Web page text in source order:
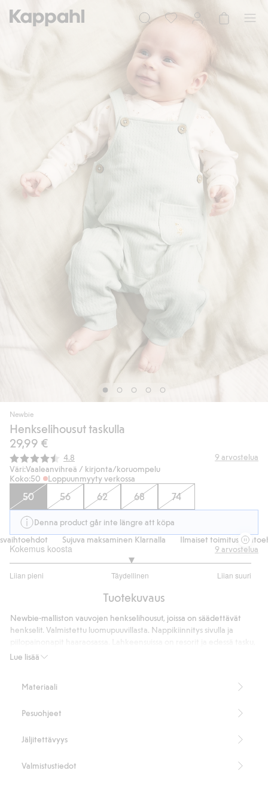
Newbie
Henkselihousut taskulla
29,99 €
Keskimääräinen luokitus:
4.8 9 arvostelua
Väri:Vaaleanvihreä / kirjonta/koruompelu
Koko:50 Loppuunmyyty verkossa
50 56 62 68 74
Denna product går inte längre att köpa
Sujuva maksaminen Klarnalla Ilmaiset
Kokemus koosta
Liian pieni Täydellinen Liian suuri
/
ääneen
9 arvostelua
Tuotekuvaus
Lue lisää
Newbie-malliston vauvojen henkselihousut, joissa on säädettävät
henkselit. Valmistettu luomupuuvillasta. Nappikiinnitys sivulla ja
jossa on suloinen kirjailtu ankka.
Luomupuuvilla – GOTS
Materiaali
Pesuohjeet
Jäljitettävyys
Valmistustiedot